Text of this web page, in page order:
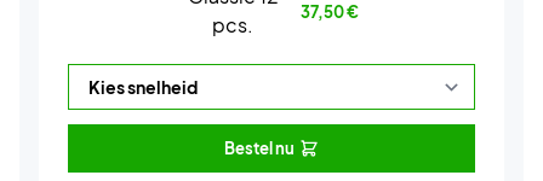
37,50€
Bestel nu